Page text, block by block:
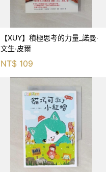
【XUY】積極思考的力量_諾曼‧
文生‧皮爾
NT$ 109